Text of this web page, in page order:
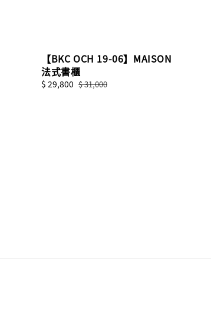
【BKC OCH 19-06】MAISON
法式書櫃
Sale
$ 29,800 Regular
$ 31,000